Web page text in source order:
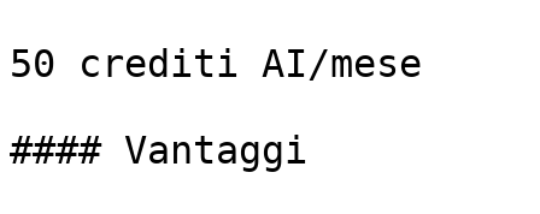
50 crediti AI/mese
#### Vantaggi